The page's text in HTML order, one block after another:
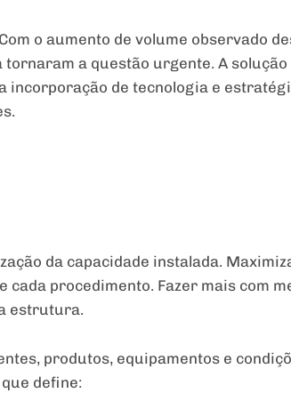
o aumento de volume observado
a questão urgente. A
incorporação de tecnologia e
da capacidade instalada.
procedimento. Fazer mais com
estrutura.
produtos, equipamentos e
define: